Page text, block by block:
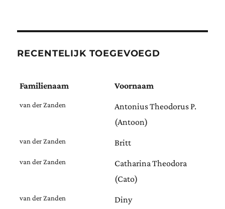
RECENTELIJK TOEGEVOEGD
Familienaam Voornaam
van der Zanden
Antonius Theodorus P.
(Antoon)
van der Zanden Britt
van der Zanden
Catharina Theodora
(Cato)
van der Zanden Diny